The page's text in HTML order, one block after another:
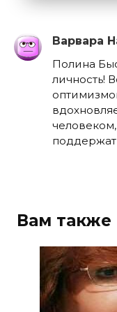
Варвара
Полина
личность!
Вам также